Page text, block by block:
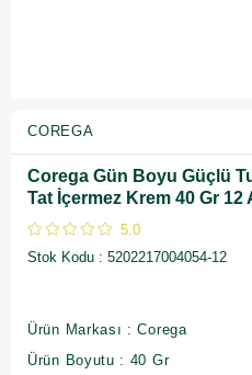
COREGA
Corega Gün Boyu Güçlü
Tat İçermez Krem 40 Gr 12
5.0
Stok Kodu
5202217004054-12
Ürün Markası : Corega
Ürün Boyutu : 40 Gr